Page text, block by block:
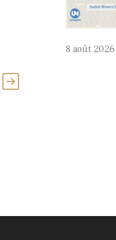
8 août 2026